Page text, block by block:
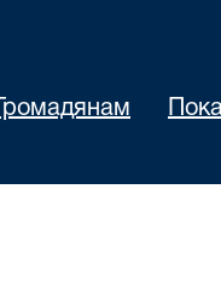
Громадянам